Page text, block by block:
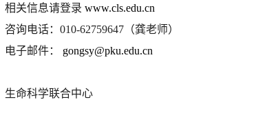
相关信息请登录 www.cls.edu.cn
咨询电话： 010-62759647（龚老师）
电子邮件：
gongsy@pku.edu.cn
生命科学联合中心